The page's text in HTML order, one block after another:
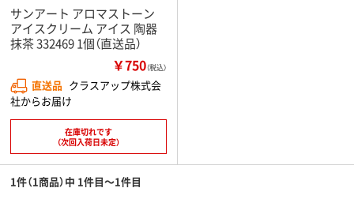
サンアート アロマストーン
アイスクリーム アイス 陶器
抹茶 332469 1個（直送品）
￥750（税込）
直送品 クラスアップ株式会
社からお届け
在庫切れです
（次回入荷日未定）
1件（1商品）中 1件目～1件目